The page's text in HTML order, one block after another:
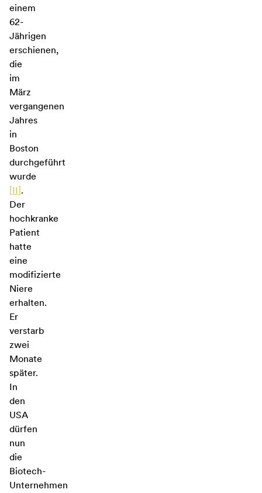
einem
62-
Jährigen
erschienen,
die
im
März
vergangenen
Jahres
in
Boston
durchgeführt
wurde
[II].
Der
hochkranke
Patient
hatte
eine
modifizierte
Niere
erhalten.
Er
verstarb
zwei
Monate
später.
In
den
USA
dürfen
nun
die
Biotech-
Unternehmen